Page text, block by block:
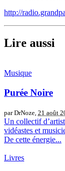
http://
Lire aussi
Musique
Purée Noire
par DrNoze, 21 août
Un collectif
vidéastes et
De cette énergie...
Livres